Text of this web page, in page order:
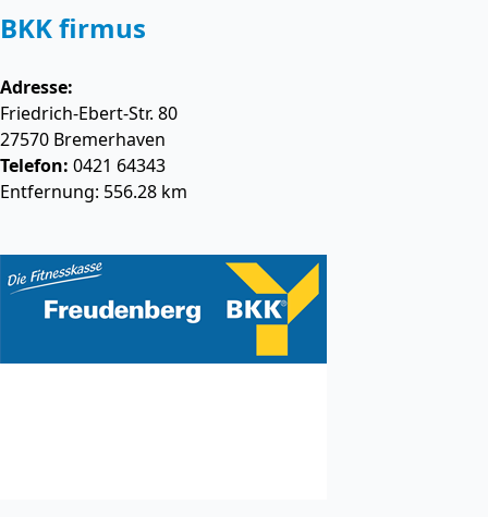
BKK firmus
Adresse:
Friedrich-Ebert-Str. 80
27570 Bremerhaven
Telefon: 0421 64343
Entfernung: 556.28 km